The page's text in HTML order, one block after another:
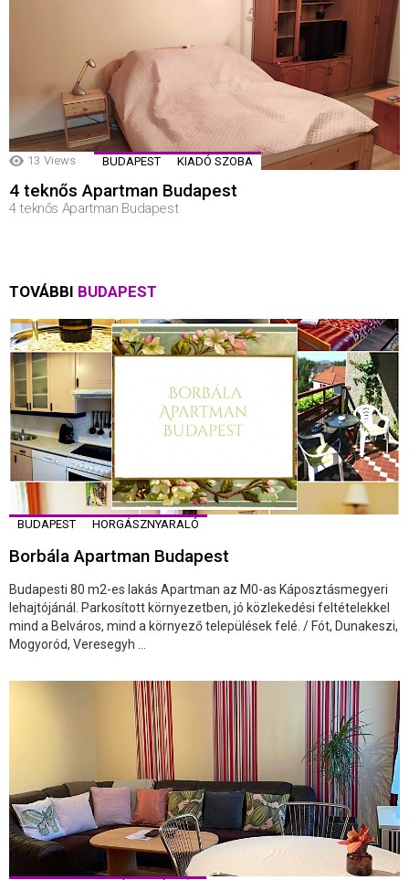
13 Views BUDAPEST KIADÓ SZOBA
4 teknős Apartman Budapest
4 teknős Apartman Budapest
TOVÁBBI BUDAPEST
BUDAPEST HORGÁSZNYARALÓ
Borbála Apartman Budapest
Budapesti 80 m2-es lakás Apartman az M0-as Káposztásmegyeri
lehajtójánál. Parkosított környezetben, jó közlekedési feltételekkel
mind a Belváros, mind a környező települések felé. / Fót, Dunakeszi,
Mogyoród, Veresegyh ...